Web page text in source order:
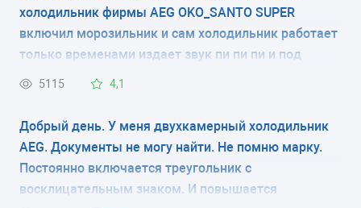
электронное
КОЛИЧЕСТВО КАМЕР
2
РАЗМЕРЫ (ШXГXВ)
59.5x64.7x184 см
КОЛИЧЕСТВО КОМПРЕССОРОВ
холодильник фирмы AEG OKO_SANTO SUPER
включил морозильник и сам холодильник работает
только временами издает звук пи пи пи и под
знаком трехульника мигает постоянно красная
должно быть градусы в морозилки и в самом
холодильнике хотел настроеть градусы. Благодарю
зарание спосибо большое.
5115 4,1
Добрый день. У меня двухкамерный холодильник
AEG. Документы не могу найти. Не помню марку.
Постоянно включается треугольник с
восклицательным знаком. И повышается